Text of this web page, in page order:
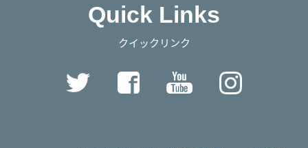
Quick Links
クイックリンク
Twitter FacebookYouTube